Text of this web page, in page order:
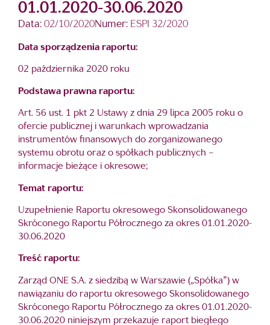
01.01.2020-30.06.2020
Data: 02/10/2020Numer: ESPI 32/2020
Data sporządzenia raportu:
02 października 2020 roku
Podstawa prawna raportu:
Art. 56 ust. 1 pkt 2 Ustawy z dnia 29 lipca 2005 roku o
ofercie publicznej i warunkach wprowadzania
instrumentów finansowych do zorganizowanego
systemu obrotu oraz o spółkach publicznych –
informacje bieżące i okresowe;
Temat raportu:
Uzupełnienie Raportu okresowego Skonsolidowanego
Skróconego Raportu Półrocznego za okres 01.01.2020-
30.06.2020
Treść raportu:
Zarząd ONE S.A. z siedzibą w Warszawie („Spółka”) w
nawiązaniu do raportu okresowego Skonsolidowanego
Skróconego Raportu Półrocznego za okres 01.01.2020-
30.06.2020 niniejszym przekazuje raport biegłego